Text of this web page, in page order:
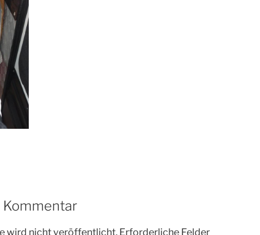
Kommentar
wird nicht veröffentlicht. Erforderliche Felder